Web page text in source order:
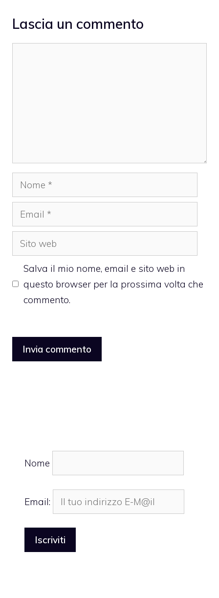
Lascia un commento
Nome
Email
Sito
web
Salva il mio nome, email e sito web in
questo browser per la prossima volta che
commento.
Nome
Email: